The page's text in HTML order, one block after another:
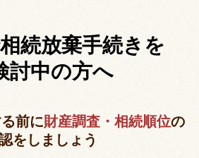
続放棄手続きを
討中の方へ
前に財産調査・相続順位の
をしましょう